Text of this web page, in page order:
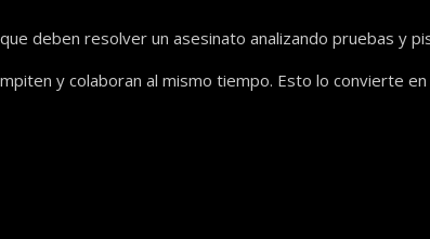
deben resolver un asesinato analizando pruebas y
y colaboran al mismo tiempo. Esto lo convierte